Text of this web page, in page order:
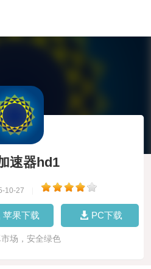
速器hd1
10-27
苹果下载 PC下载
场，安全绿色